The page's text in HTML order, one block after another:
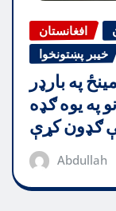
افغانستان
خیبر پښتونخوا
په بارډر
په یوه ګډه
ګډون کړې
Abdullah